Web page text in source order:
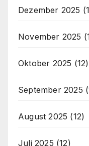
Dezember 2025
November 2025
Oktober 2025 (12)
September 2025
August 2025 (12)
Juli 2025 (12)